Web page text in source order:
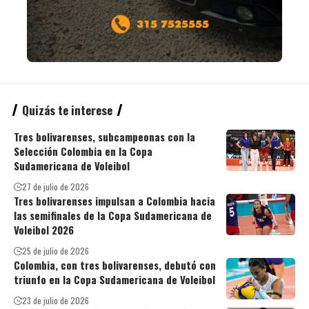
Quizás te interese
Tres bolivarenses, subcampeonas con la
Selección Colombia en la Copa
Sudamericana de Voleibol
27 de julio de 2026
Tres bolivarenses impulsan a Colombia hacia
las semifinales de la Copa Sudamericana de
Voleibol 2026
25 de julio de 2026
Colombia, con tres bolivarenses, debutó con
triunfo en la Copa Sudamericana de Voleibol
23 de julio de 2026